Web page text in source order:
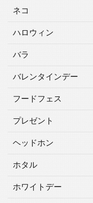
ネコ
ハロウィン
バラ
バレンタインデー
フードフェス
プレゼント
ヘッドホン
ホタル
ホワイトデー